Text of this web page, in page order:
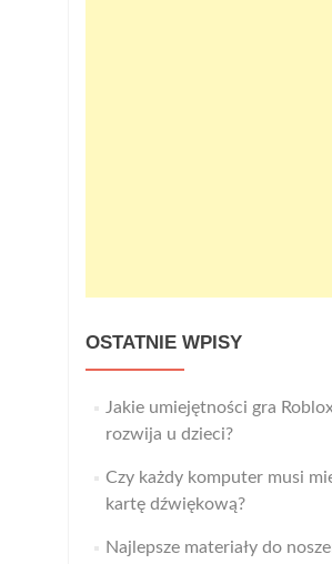
OSTATNIE WPISY
Jakie umiejętności gra
rozwija u dzieci?
Czy każdy komputer musi
kartę dźwiękową?
Najlepsze materiały do